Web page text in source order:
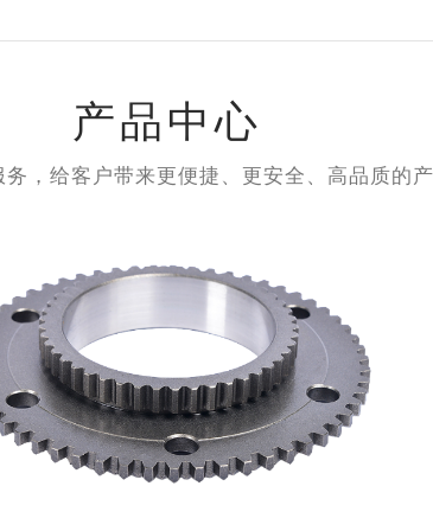
产品中心
务，给客户带来更便捷、更安全、高品质的